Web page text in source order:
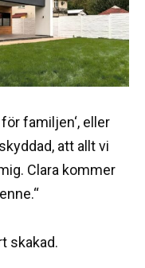
familjen‘, eller
att allt vi
Clara kommer
skakad.